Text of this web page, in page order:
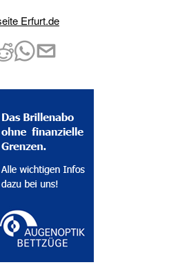
Erfurt.de